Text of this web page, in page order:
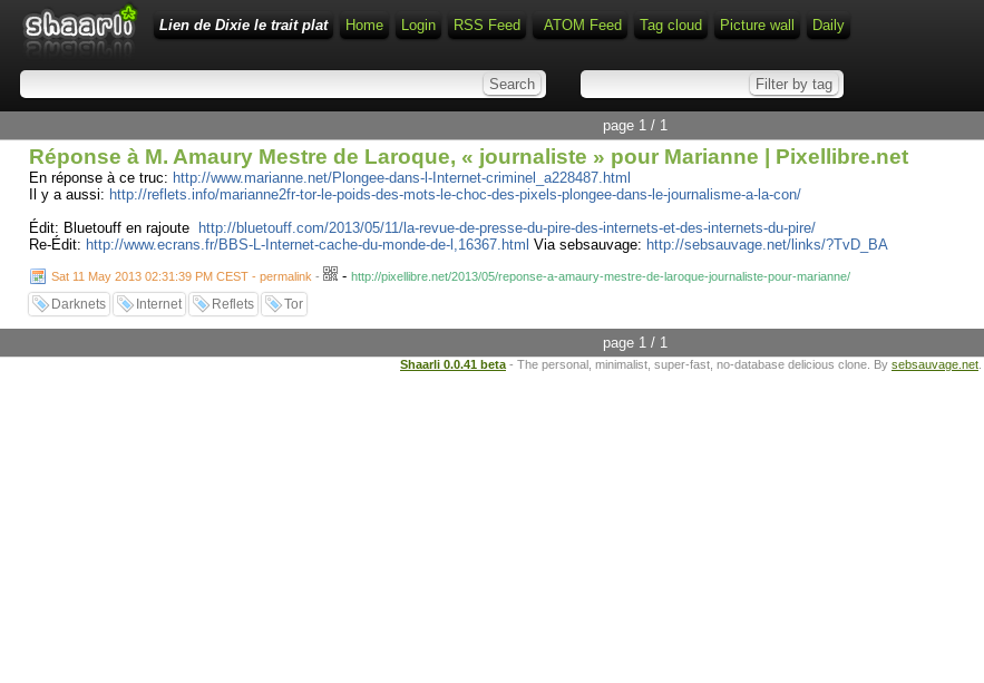
Lien de Dixie le trait plat Home Login RSS Feed ATOM Feed Tag cloud Picture wall Daily
page 1 / 1
Réponse à M. Amaury Mestre de Laroque, « journaliste » pour Marianne | Pixellibre.net
En réponse à ce truc: http://www.marianne.net/Plongee-dans-l-Internet-criminel_a228487.html
Il y a aussi: http://reflets.info/marianne2fr-tor-le-poids-des-mots-le-choc-des-pixels-plongee-dans-le-journalisme-a-la-con/
Édit: Bluetouff en rajoute
http://bluetouff.com/2013/05/11/la-revue-de-presse-du-pire-des-internets-et-des-internets-du-pire/
Re-Édit: http://www.ecrans.fr/BBS-L-Internet-cache-du-monde-de-l,16367.html Via sebsauvage: http://sebsauvage.net/links/?TvD_BA
Sat 11 May 2013 02:31:39 PM CEST - permalink - - http://pixellibre.net/2013/05/reponse-a-amaury-mestre-de-laroque-journaliste-pour-marianne/
Darknets Internet Reflets Tor
page 1 / 1
Shaarli 0.0.41 beta - The personal, minimalist, super-fast, no-database delicious clone. By sebsauvage.net